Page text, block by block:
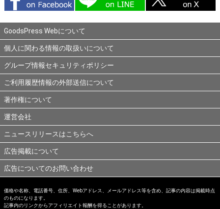
GoodsPress Webについて
個人に関わる情報の取扱いについて
グループ情報セキュリティポリシー
ご利用履歴情報の外部送信について
著作権について
運営会社
ニュースリリースはこちらへ
広告掲載について
広告についてのお問い合わせ
価格や名称、電話番号、住所、Webアドレス、メールアドレス等を含め、記事の内容は掲載時点
のものになります。
記事内のリンクからアフィリエイト報酬を得ることがあります。